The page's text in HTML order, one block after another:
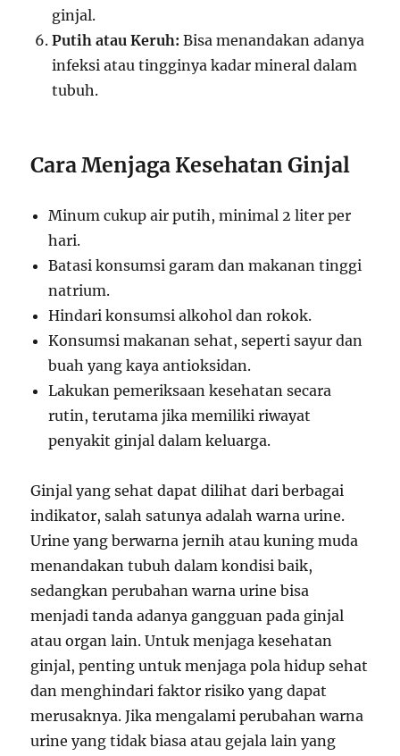
ginjal.
Putih atau Keruh: Bisa menandakan adanya
infeksi atau tingginya kadar mineral dalam
tubuh.
Cara Menjaga Kesehatan Ginjal
Minum cukup air putih, minimal 2 liter per
hari.
Batasi konsumsi garam dan makanan tinggi
natrium.
Hindari konsumsi alkohol dan rokok.
Konsumsi makanan sehat, seperti sayur dan
buah yang kaya antioksidan.
Lakukan pemeriksaan kesehatan secara
rutin, terutama jika memiliki riwayat
penyakit ginjal dalam keluarga.
Ginjal yang sehat dapat dilihat dari berbagai
indikator, salah satunya adalah warna urine.
Urine yang berwarna jernih atau kuning muda
menandakan tubuh dalam kondisi baik,
sedangkan perubahan warna urine bisa
menjadi tanda adanya gangguan pada ginjal
atau organ lain. Untuk menjaga kesehatan
ginjal, penting untuk menjaga pola hidup sehat
dan menghindari faktor risiko yang dapat
merusaknya. Jika mengalami perubahan warna
urine yang tidak biasa atau gejala lain yang